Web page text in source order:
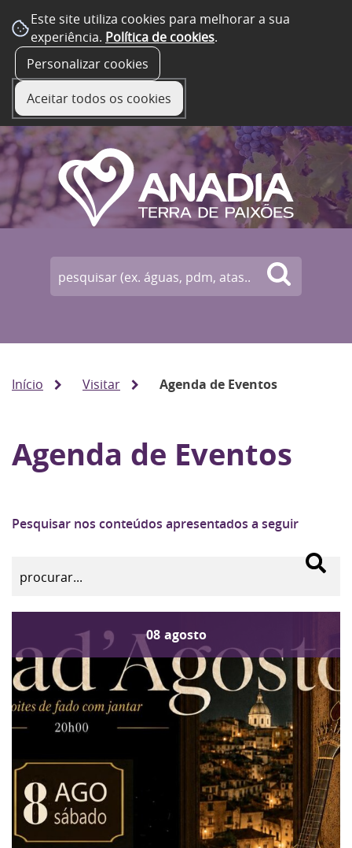
Este site utiliza cookies para melhorar a sua
experiência. Política de cookies.
Personalizar cookies
Aceitar todos os cookies
Início Visitar Agenda de Eventos
Agenda de Eventos
Pesquisar nos conteúdos apresentados a seguir
08 agosto